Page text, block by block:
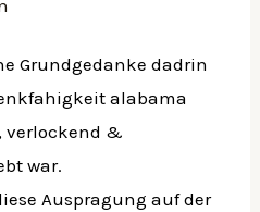
Grundgedanke dadrin
alabama
verlockend &
war.
Auspragung auf der